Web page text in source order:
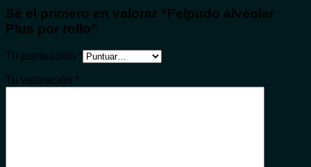
Sé el primero en valorar “Felpudo alveolar
Plus por rollo”
Tu puntuación *
Tu valoración *